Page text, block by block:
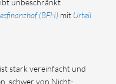
unbeschränkt
(BFH) mit Urteil
stark vereinfacht und
schwer von Nicht-